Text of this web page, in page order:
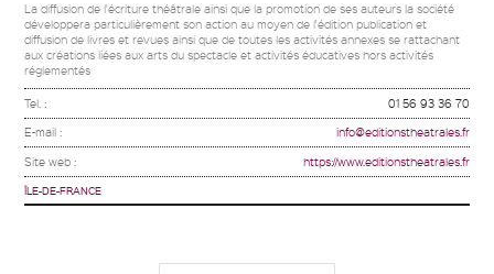
La diffusion de l'écriture théâtrale ainsi que la promotion de ses auteurs la société
développera particulièrement son action au moyen de l'édition publication et
diffusion de livres et revues ainsi que de toutes les activités annexes se rattachant
aux créations liées aux arts du spectacle et activités éducatives hors activités
réglementés
Tel. : 01 56 93 36 70
E-mail : info@editionstheatrales.fr
Site web : https://www.editionstheatrales.fr
ÎLE-DE-FRANCE